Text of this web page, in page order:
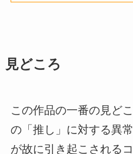
見どころ
この作品の一番の見ど
の「推し」に対する異
が故に引き起こされる